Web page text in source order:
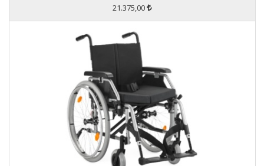
21.375,00